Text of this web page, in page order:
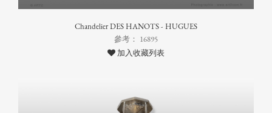
Chandelier DES HANOTS - HUGUES
參考： 16895
加入收藏列表